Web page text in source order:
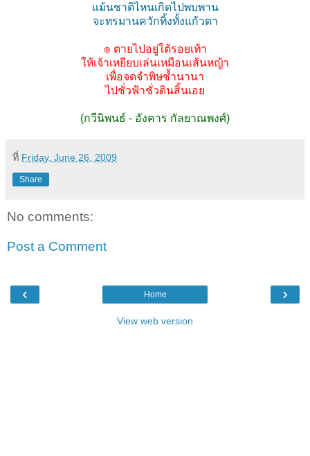
แม้นชาติไหนเกิดไปพบพาน
จะทรมานควักทิ้งทั้งแก้วตา
๏ ตายไปอยู่ใต้รอยเท้า
ให้เจ้าเหยียบเล่นเหมือนเส้นหญ้า
เพื่อจดจำพิษช้ำนานา
ไปชั่วฟ้าชั่วดินสิ้นเอย
(กวีนิพนธ์ - อังคาร กัลยาณพงศ์)
ที่ Friday, June 26, 2009
Share
No comments:
Post a Comment
‹ ›
Home
View web version